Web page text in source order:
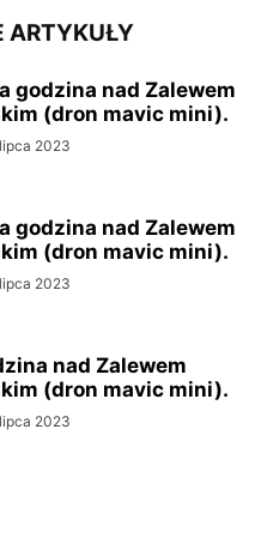
ARTYKUŁY
godzina nad Zalewem
(dron mavic mini).
2023
godzina nad Zalewem
(dron mavic mini).
2023
nad Zalewem
(dron mavic mini).
2023